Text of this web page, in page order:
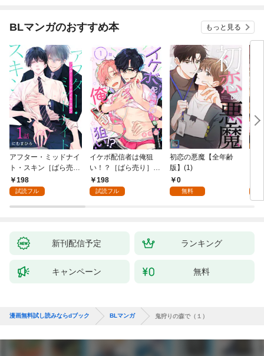
BLマンガのおすすめ本 もっと見る
アフター・ミッドナイ
ト・スキン［ばら売
り］ 第1話
198
試読フル
イケボ配信者は俺狙
い！？［ばら売り］
第1話
198
試読フル
初恋の悪魔【全年齢
版】(1)
0
無料
新刊配信予定 ランキング
キャンペーン 無料
漫画無料試し読みならdブック BLマンガ 鬼狩りの森で（１）